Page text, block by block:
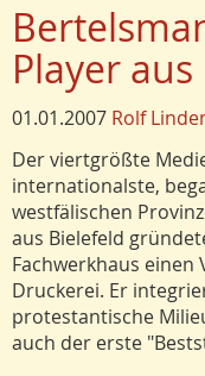
Player
01.01.2007 Rolf
Der viertgrößte
internationalste,
westfälischen
aus Bielefeld
Fachwerkhaus einen
Druckerei. Er
protestantische
auch der erste